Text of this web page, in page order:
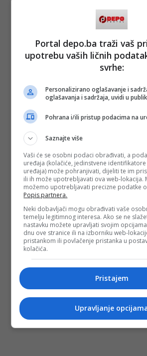
Portal depo.ba traži vaš
upotrebu vaših ličnih
svrhe:
Personalizirano oglašavanje i
oglašavanja i sadržaja, uvidi u
Pohrana i/ili pristup podacima na
Saznajte više
Vaši će se osobni podaci obrađivati, a
uređaja (kolačiće, jedinstvene
uređaja) može pohranjivati, dijeliti te im
ili ih može upotrebljavati ova web-lokacija.
možemo upotrebljavati precizne podatke
Popis partnera.
Neki dobavljači mogu obrađivati vaše
temelju legitimnog interesa. Ako se ne
nastavku možete upravljati svojim
dnu ove stranice ili na izborniku web-
pristankom ili povlačenje pristanka u
kolačića.
Pristajem
Upravljanje